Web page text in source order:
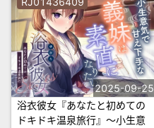
2025-09-25
浴衣彼女『あなたと初めての
ドキドキ温泉旅行』～小生意